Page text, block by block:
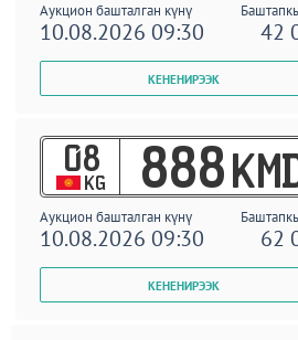
Аукцион башталган күнү
10.08.2026 09:30 42
08
KG 888
Аукцион башталган күнү
10.08.2026 09:30 62